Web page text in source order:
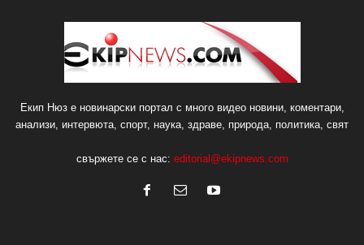
Екип Нюз е новинарски портал с много видео новини, коментари,
анализи, интервюта, спорт, наука, здраве, природа, политика, свят
свържете се с нас: editorial@ekipnews.com